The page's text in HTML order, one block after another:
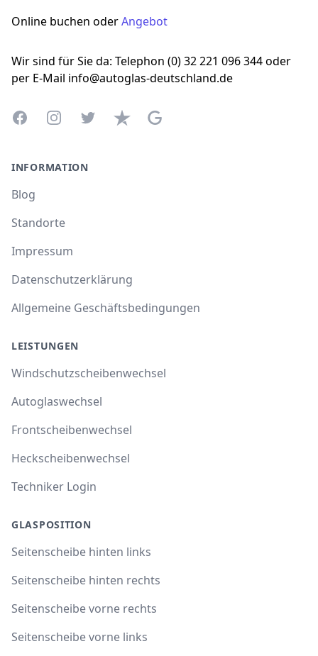
Online buchen oderAngebot
Wir sind für Sie da: Telephon (0) 32 221 096 344 oder
per E-Mail info@autoglas-deutschland.de
FacebookInstagramTwitterTrustpilotGoogle Business Profile
INFORMATION
Blog
Standorte
Impressum
Datenschutzerklärung
Allgemeine Geschäftsbedingungen
LEISTUNGEN
Windschutzscheibenwechsel
Autoglaswechsel
Frontscheibenwechsel
Heckscheibenwechsel
Techniker Login
GLASPOSITION
Seitenscheibe hinten links
Seitenscheibe hinten rechts
Seitenscheibe vorne rechts
Seitenscheibe vorne links